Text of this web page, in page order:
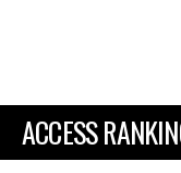
ACCESS